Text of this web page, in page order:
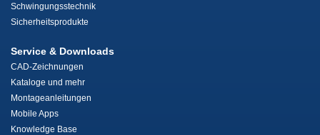
Schwingungsstechnik
Sicherheitsprodukte
Service & Downloads
CAD-Zeichnungen
Kataloge und mehr
Montageanleitungen
Mobile Apps
Knowledge Base